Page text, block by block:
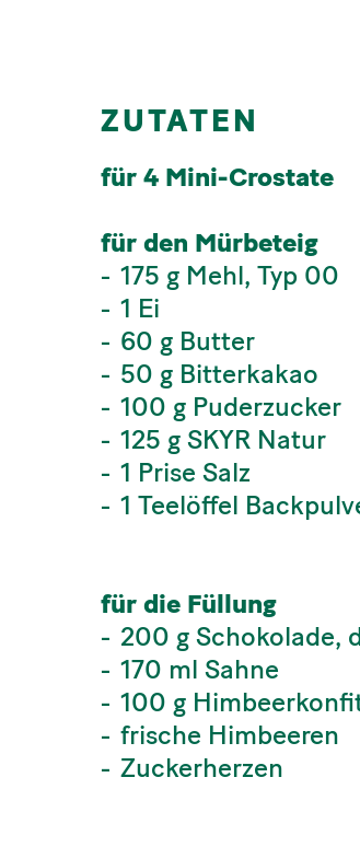
ZUTATEN
für 4 Mini-Crostate
für den Mürbeteig
175 g Mehl, Typ 00
1 Ei
60 g Butter
50 g Bitterkakao
100 g Puderzucker
125 g SKYR Natur
1 Prise Salz
1 Teelöffel
für die Füllung
200 g Schokolade,
170 ml Sahne
100 g
frische Himbeeren
Zuckerherzen